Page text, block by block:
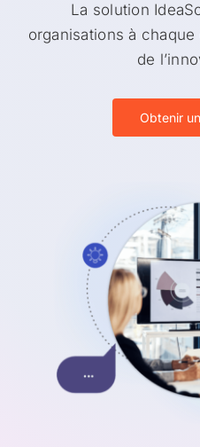
La solution
organisations à
de
Obtenir